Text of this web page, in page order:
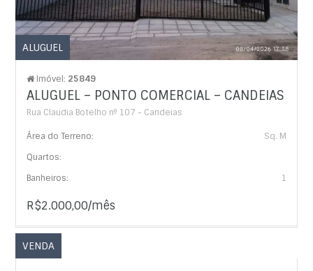
ALUGUEL
Imóvel: 25849
ALUGUEL – PONTO COMERCIAL – CANDEIAS
Rua Claudia Botelho nº 107 - Candeias
Área do Terreno:
Sq. M
Quartos:
Banheiros:
1
R$2.000,00/mês
VENDA